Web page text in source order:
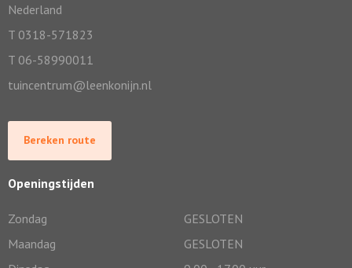
Nederland
T 0318-571823
T 06-58990011
tuincentrum@leenkonijn.nl
Bereken route
Openingstijden
Zondag
GESLOTEN
Maandag
GESLOTEN